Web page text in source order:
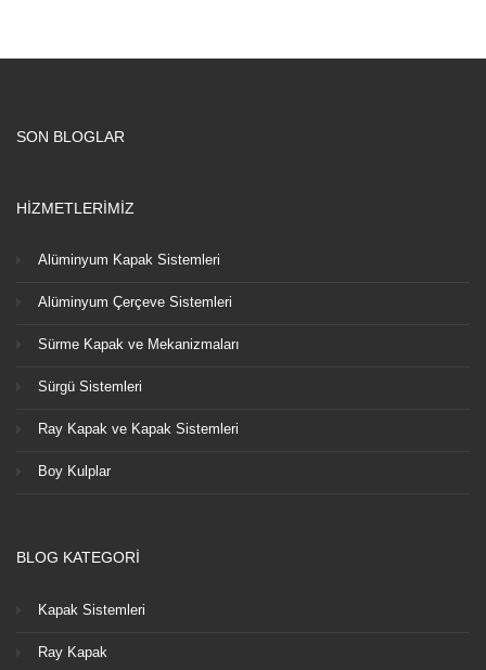
SON BLOGLAR
HİZMETLERİMİZ
Alüminyum Kapak Sistemleri
Alüminyum Çerçeve Sistemleri
Sürme Kapak ve Mekanizmaları
Sürgü Sistemleri
Ray Kapak ve Kapak Sistemleri
Boy Kulplar
BLOG KATEGORİ
Kapak Sistemleri
Ray Kapak